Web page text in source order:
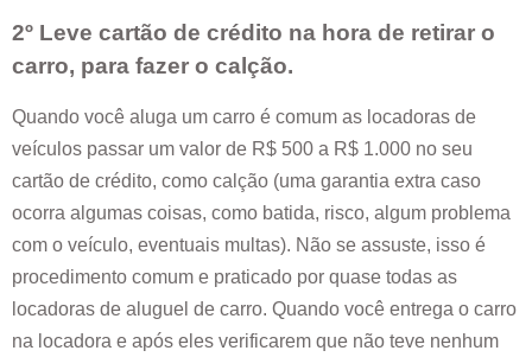
2º Leve cartão de crédito na hora de retirar o
carro, para fazer o calção.
Quando você aluga um carro é comum as locadoras de
veículos passar um valor de R$ 500 a R$ 1.000 no seu
cartão de crédito, como calção (uma garantia extra caso
ocorra algumas coisas, como batida, risco, algum problema
com o veículo, eventuais multas). Não se assuste, isso é
procedimento comum e praticado por quase todas as
locadoras de aluguel de carro. Quando você entrega o carro
na locadora e após eles verificarem que não teve nenhum